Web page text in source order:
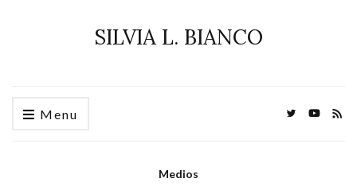
SILVIA L. BIANCO
Menu
Medios